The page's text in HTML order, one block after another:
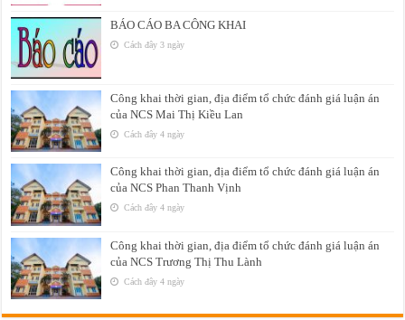
BÁO CÁO BA CÔNG KHAI
Cách đây 3 ngày
Công khai thời gian, địa điểm tổ chức đánh giá luận án
của NCS Mai Thị Kiều Lan
Cách đây 4 ngày
Công khai thời gian, địa điểm tổ chức đánh giá luận án
của NCS Phan Thanh Vịnh
Cách đây 4 ngày
Công khai thời gian, địa điểm tổ chức đánh giá luận án
của NCS Trương Thị Thu Lành
Cách đây 4 ngày